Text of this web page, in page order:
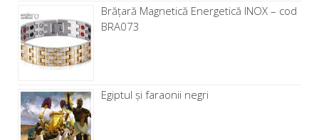
Brăţară Magnetică Energetică INOX – cod
BRA073
Egiptul și faraonii negri